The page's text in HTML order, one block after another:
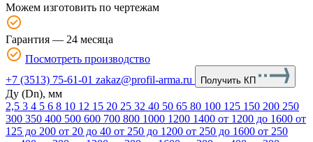
Можем изготовить по чертежам
Гарантия — 24 месяца
Посмотреть производство
+7 (3513) 75-61-01 zakaz@profil-arma.ru Получить КП
Ду (Dn), мм
2,5 3 4 5 6 8 10 12 15 20 25 32 40 50 65 80 100 125 150 200 250
300 350 400 500 600 700 800 1000 1200 1400 от 1200 до 1600 от
125 до 200 от 20 до 40 от 250 до 1200 от 250 до 1600 от 250